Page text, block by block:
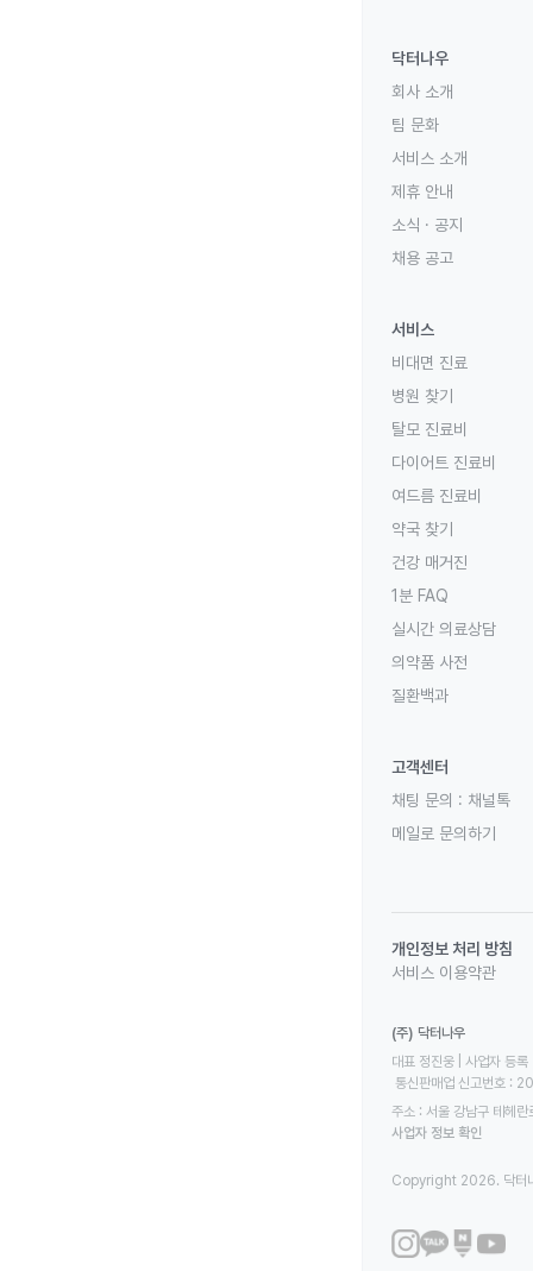
닥터나우
회사 소개
팀 문화
서비스 소개
제휴 안내
소식 · 공지
채용 공고
서비스
비대면 진료
병원 찾기
탈모 진료비
다이어트 진료비
여드름 진료비
약국 찾기
건강 매거진
1분 FAQ
실시간 의료상담
의약품 사전
질환백과
고객센터
채팅 문의 : 채널톡
메일로 문의하기
개인정보 처리 방침
서비스 이용약관
(주) 닥터나우
대표 정진웅 | 사업자
통신판매업 신고번호
주소 : 서울 강남구 테헤
사업자 정보 확인
Copyright 2026. 닥터